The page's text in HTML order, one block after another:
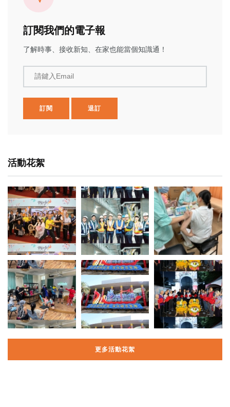
訂閱我們的電子報
了解時事、接收新知、在家也能當個知識通！
請鍵入Email
訂閱 退訂
活動花絮
更多活動花絮